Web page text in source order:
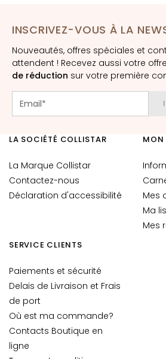
G
O
R
E
T
a
t
e
m
s
p
é
c
i
f
i
INSCRIVEZ-VOUS À LA
Nouveautés, offres spéciales et
attendent ! Recevez aussi votre
de réduction sur votre première
LA SOCIÉTÉ COLLISTAR
La Marque Collistar
Contactez-nous
Déclaration d'accessibilité
SERVICE CLIENTS
Paiements et sécurité
Delais de Livraison et Frais
de port
Où est ma commande?
Contacts Boutique en
ligne
MON
Mes
Ma
Mes